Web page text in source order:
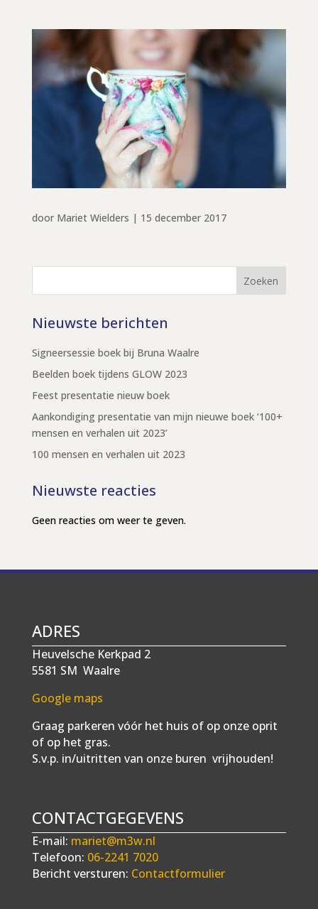
door Mariet Wielders | 15 december 2017
Zoeken
Nieuwste berichten
Signeersessie boek bij Bruna Waalre
Beelden boek tijdens GLOW 2023
Feest presentatie nieuw boek
Aankondiging presentatie van mijn nieuwe boek ‘100+
mensen en verhalen uit 2023’
100 mensen en verhalen uit 2023
Nieuwste reacties
Geen reacties om weer te geven.
ADRES
Heuvelsche Kerkpad 2
5581 SM Waalre
Google maps
Graag parkeren vóór het huis of op onze oprit
of op het gras.
S.v.p. in/uitritten van onze buren vrijhouden!
CONTACTGEGEVENS
E-mail: mariet@m3w.nl
Telefoon: 06-2241 7020
Bericht versturen: Contactformulier